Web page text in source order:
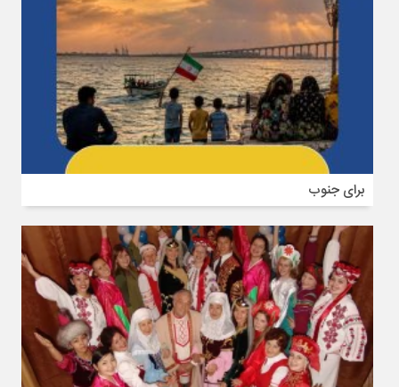
برای جنوب